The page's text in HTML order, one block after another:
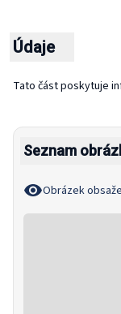
Údaje
Tato část poskytuje
Seznam
Obrázek